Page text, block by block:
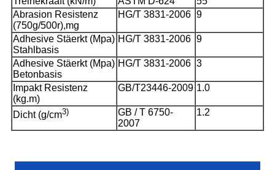
Abrasion Resistenz
(750g/500r),mg
HG/T 3831-2006 9
Adhesive Stäerkt (Mpa)
Stahlbasis
HG/T 3831-2006 9
Adhesive Stäerkt (Mpa)
Betonbasis
HG/T 3831-2006 3
Impakt Resistenz
(kg.m)
GB/T23446-2009 1.0
Dicht (g/cm3)
GB / T 6750-
2007
1.2